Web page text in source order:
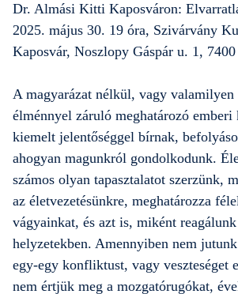
Dr. Almási Kitti Kaposváron:
2025. május 30. 19 óra, Szivárvány
Kaposvár, Noszlopy Gáspár u. 1, 7400
A magyarázat nélkül, vagy valamilyen
élménnyel záruló meghatározó emberi
kiemelt jelentőséggel bírnak,
ahogyan magunkról gondolkodunk.
számos olyan tapasztalatot szerzünk,
az életvezetésünkre, meghatározza
vágyainkat, és azt is, miként
helyzetekben. Amennyiben nem
egy-egy konfliktust, vagy veszteséget
nem értjük meg a mozgatórugókat,